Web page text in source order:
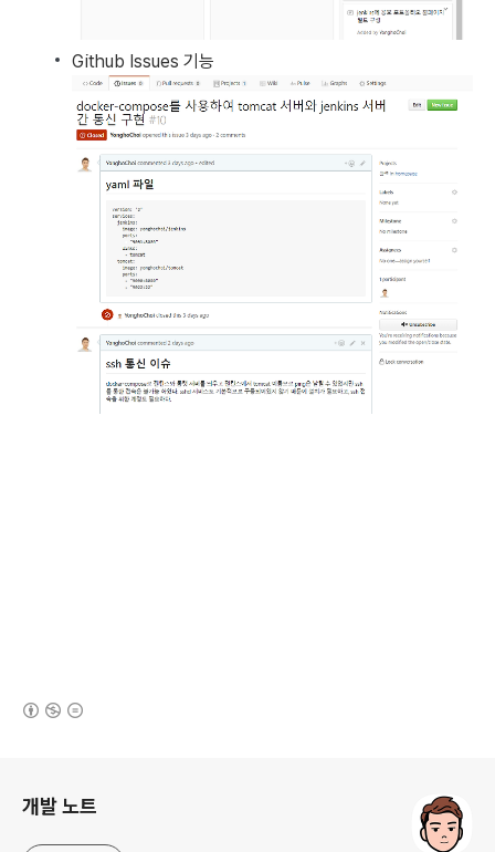
Github Issues 기능
개발 노트